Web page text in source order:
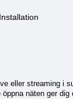
Installation
eller streaming i
näten ger